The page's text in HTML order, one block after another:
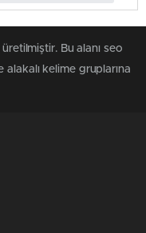
Bu alanı seo
alakalı kelime gruplarına